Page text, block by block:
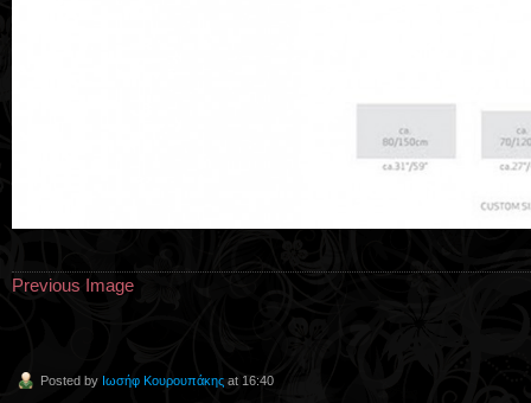
Previous Image
Posted by Ιωσήφ Κουρουπάκης at 16:40